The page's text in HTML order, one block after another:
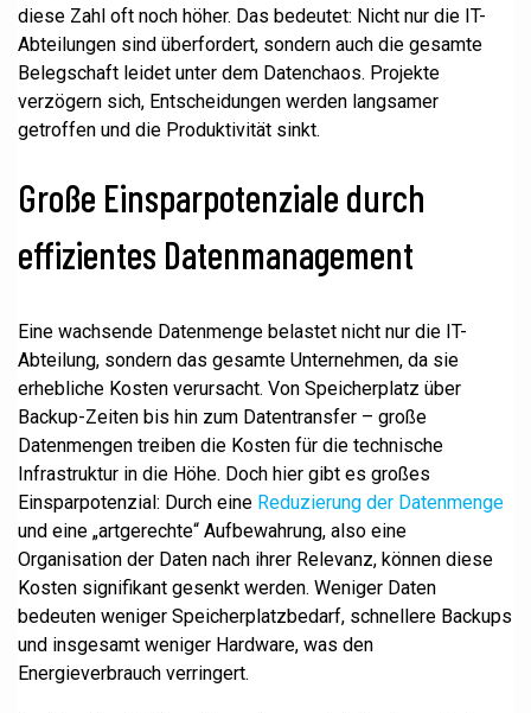
diese Zahl oft noch höher. Das bedeutet: Nicht nur die IT-
Abteilungen sind überfordert, sondern auch die gesamte
Belegschaft leidet unter dem Datenchaos. Projekte
verzögern sich, Entscheidungen werden langsamer
getroffen und die Produktivität sinkt.
Große Einsparpotenziale durch
effizientes Datenmanagement
Eine wachsende Datenmenge belastet nicht nur die IT-
Abteilung, sondern das gesamte Unternehmen, da sie
erhebliche Kosten verursacht. Von Speicherplatz über
Backup-Zeiten bis hin zum Datentransfer – große
Datenmengen treiben die Kosten für die technische
Infrastruktur in die Höhe. Doch hier gibt es großes
Einsparpotenzial: Durch eine Reduzierung der Datenmenge
und eine „artgerechte“ Aufbewahrung, also eine
Organisation der Daten nach ihrer Relevanz, können diese
Kosten signifikant gesenkt werden. Weniger Daten
bedeuten weniger Speicherplatzbedarf, schnellere Backups
und insgesamt weniger Hardware, was den
Energieverbrauch verringert.